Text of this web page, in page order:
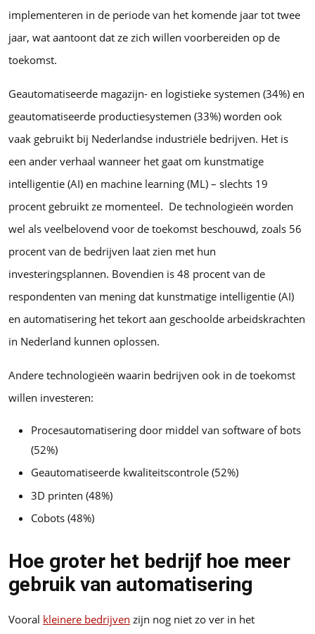
implementeren in de periode van het komende jaar tot twee
jaar, wat aantoont dat ze zich willen voorbereiden op de
toekomst.
Geautomatiseerde magazijn- en logistieke systemen (34%) en
geautomatiseerde productiesystemen (33%) worden ook
vaak gebruikt bij Nederlandse industriële bedrijven. Het is
een ander verhaal wanneer het gaat om kunstmatige
intelligentie (AI) en machine learning (ML) – slechts 19
procent gebruikt ze momenteel. De technologieën worden
wel als veelbelovend voor de toekomst beschouwd, zoals 56
procent van de bedrijven laat zien met hun
investeringsplannen. Bovendien is 48 procent van de
respondenten van mening dat kunstmatige intelligentie (AI)
en automatisering het tekort aan geschoolde arbeidskrachten
in Nederland kunnen oplossen.
Andere technologieën waarin bedrijven ook in de toekomst
willen investeren:
Procesautomatisering door middel van software of bots
(52%)
Geautomatiseerde kwaliteitscontrole (52%)
3D printen (48%)
Cobots (48%)
Hoe groter het bedrijf hoe meer
gebruik van automatisering
Vooral kleinere bedrijven zijn nog niet zo ver in het